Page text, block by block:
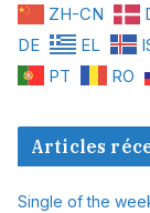
ZH-CN
DE
EL
PT
RO
Articles
Single of the